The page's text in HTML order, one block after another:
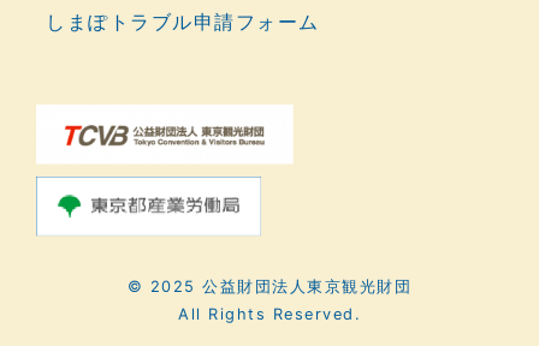
しまぽトラブル申請フォーム
© 2025 公益財団法人東京観光財団
All Rights Reserved.